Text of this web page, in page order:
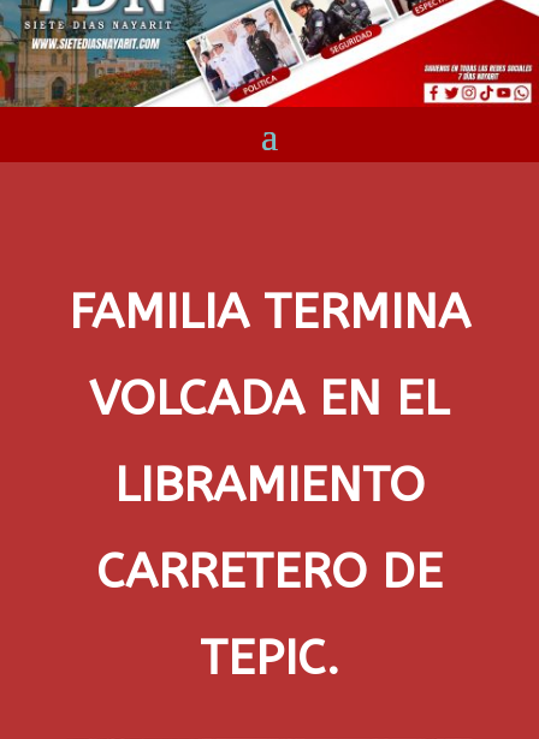
FAMILIA TERMINA
VOLCADA EN EL
LIBRAMIENTO
CARRETERO DE
TEPIC.